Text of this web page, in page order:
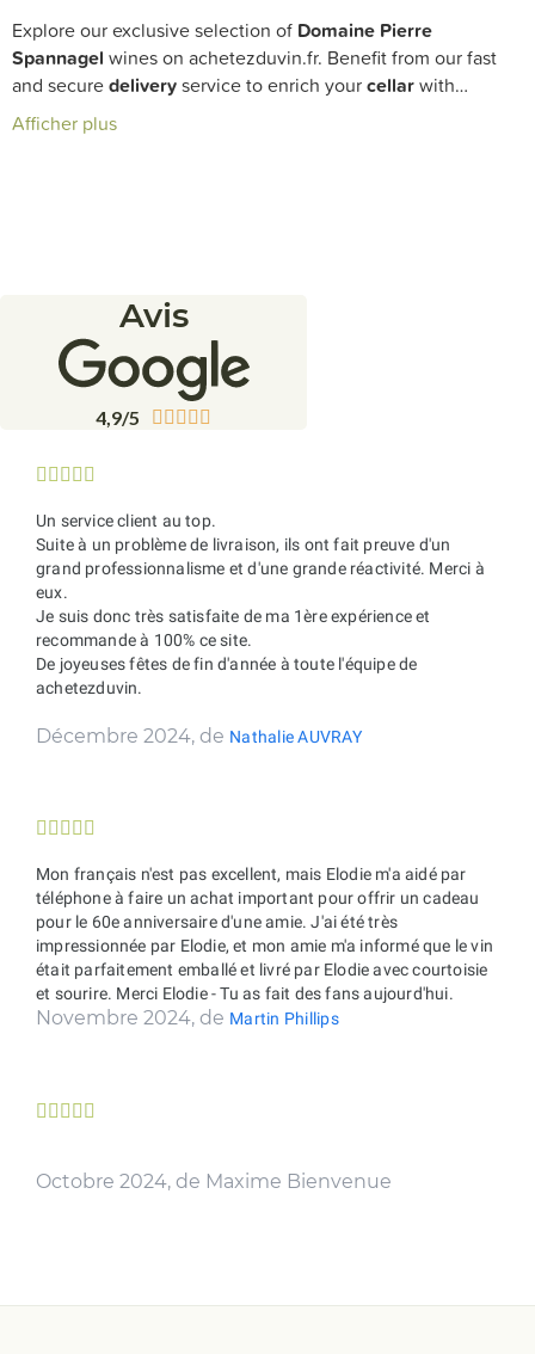
Explore our exclusive selection of Domaine Pierre
Spannagel wines on achetezduvin.fr. Benefit from our fast
and securedeliveryservice to enrich yourcellarwith
exceptional Alsace wines carefully chosen by our expert
sommeliers.
Afficher plus
Avis
4,9/5     
    
Un service client au top.
Suite à un problème de livraison, ils ont fait preuve d'un
grand professionnalisme et d'une grande réactivité. Merci à
eux.
Je suis donc très satisfaite de ma 1ère expérience et
recommande à 100% ce site.
De joyeuses fêtes de fin d'année à toute l'équipe de
achetezduvin.
Décembre 2024, de Nathalie AUVRAY
    
Mon français n'est pas excellent, mais Elodie m'a aidé par
téléphone à faire un achat important pour offrir un cadeau
pour le 60e anniversaire d'une amie. J'ai été très
impressionnée par Elodie, et mon amie m'a informé que le vin
était parfaitement emballé et livré par Elodie avec courtoisie
et sourire. Merci Elodie - Tu as fait des fans aujourd'hui.
Novembre 2024, de Martin Phillips
    
Octobre 2024, de Maxime Bienvenue